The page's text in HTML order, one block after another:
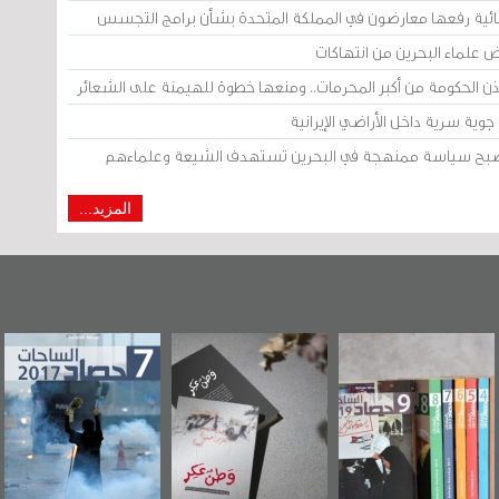
رفعها معارضون في المملكة المتحدة بشأن برامج التجسس
علماء البحرين من انتهاكات
الحكومة من أكبر المحرمات.. ومنعها خطوة للهيمنة على الشعائر
سرية داخل الأراضي الإيرانية
سياسة ممنهجة في البحرين تستهدف الشيعة وعلماءهم
المزيد...
«وطن عكر» رواية
جديدة لمعتقل
عسكري تصدر عن
«مرآة البحرين»
حصاد 2017
عاشوراء